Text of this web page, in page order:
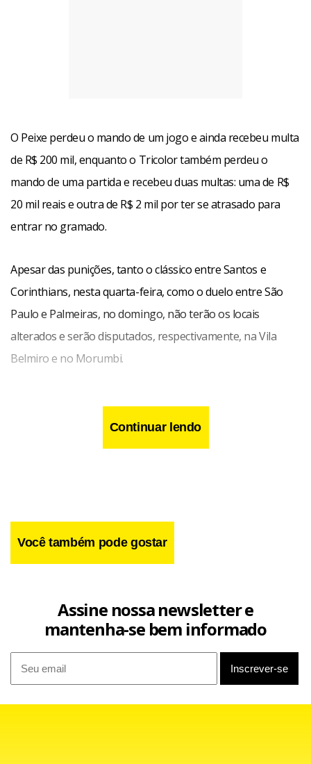
O Peixe perdeu o mando de um jogo e ainda recebeu multa
de R$ 200 mil, enquanto o Tricolor também perdeu o
mando de uma partida e recebeu duas multas: uma de R$
20 mil reais e outra de R$ 2 mil por ter se atrasado para
entrar no gramado.
Apesar das punições, tanto o clássico entre Santos e
Corinthians, nesta quarta-feira, como o duelo entre São
Paulo e Palmeiras, no domingo, não terão os locais
alterados e serão disputados, respectivamente, na Vila
Belmiro e no Morumbi.
Isso porque o Santos já iniciou as vendas para a partida
diante do Corinthians e o São Paulo já está vendendo as
Continuar lendo
Você também pode gostar
Assine nossa newsletter e
mantenha-se bem informado